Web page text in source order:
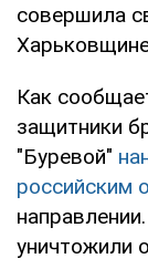
совершила
Как
защитники
"Буревой"
российским
уничтожили